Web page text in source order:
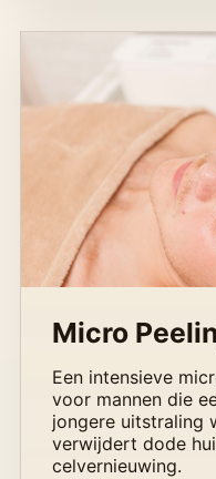
Micro
Een intensieve
voor mannen die
jongere uitstraling
verwijdert dode
celvernieuwing.